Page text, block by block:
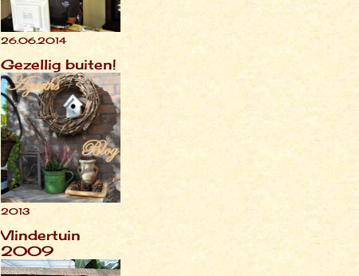
26.06.2014
Gezellig buiten!
2013
Vlindertuin
2009